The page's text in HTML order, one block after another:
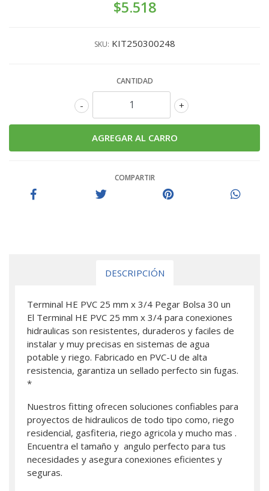
$5.518
SKU: KIT250300248
CANTIDAD
+
-
COMPARTIR
DESCRIPCIÓN
Terminal HE PVC 25 mm x 3/4 Pegar Bolsa 30 un
El Terminal HE PVC 25 mm x 3/4 para conexiones
hidraulicas son resistentes, duraderos y faciles de
instalar y muy precisas en sistemas de agua
potable y riego. Fabricado en PVC-U de alta
resistencia, garantiza un sellado perfecto sin fugas.
*
Nuestros fitting ofrecen soluciones confiables para
proyectos de hidraulicos de todo tipo como, riego
residencial, gasfiteria, riego agricola y mucho mas .
Encuentra el tamaño y angulo perfecto para tus
necesidades y asegura conexiones eficientes y
seguras.